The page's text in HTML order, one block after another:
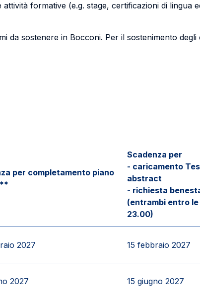
formative (e.g. stage, certificazioni di lingua
da sostenere in Bocconi. Per il sostenimento degli
per completamento piano
Scadenza per
- caricamento
abstract
- richiesta
(entrambi entro le
23.00)
2027 15 febbraio 2027
2027 15 giugno 2027